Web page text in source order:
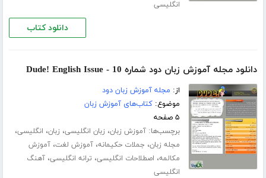
انگلیسی
دانلود کتاب
دانلود مجله آموزش زبان دود شماره 10 - Dude! English Issue
از: مجله آموزش زبان دود
موضوع:کتاب‌های آموزش زبان
۵ صفحه
برچسب‌ها:آموزش زبان، زبان انگلیسی، زبان، انگلیسی،
مجله زبان، جملات حکیمانه،آموزش لغت،آموزش
مکالمه، اصطلاحات انگلیسی، ترانه انگلیسی،آهنگ
انگلیسی